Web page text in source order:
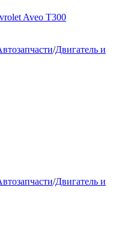
Aveo T300
/Двигатель и
/Двигатель и